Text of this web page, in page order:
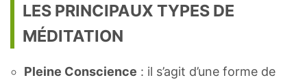
LES PRINCIPAUX TYPES DE
MÉDITATION
Pleine Conscience : il s’agit d’une forme de